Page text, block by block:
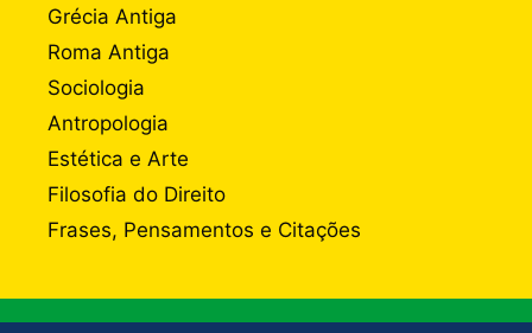
Grécia Antiga
Roma Antiga
Sociologia
Antropologia
Estética e Arte
Filosofia do Direito
Frases, Pensamentos e Citações